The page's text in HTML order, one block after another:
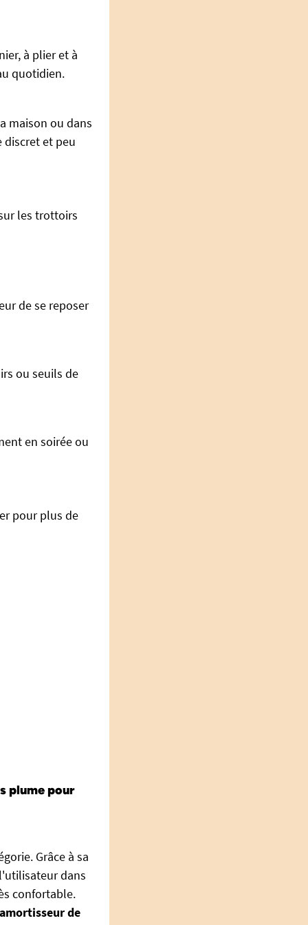
à plier et à
quotidien.
maison ou dans
discret et peu
les trottoirs
de se reposer
ou seuils de
en soirée ou
pour plus de
plume pour
Grâce à sa
dans
confortable.
amortisseur de